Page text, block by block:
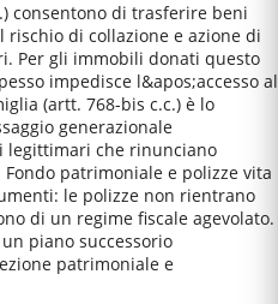
consentono di trasferire beni
rischio di collazione e azione di
Per gli immobili donati questo
impedisce l&apos;accesso al
(artt. 768-bis c.c.) è lo
generazionale
legittimari che rinunciano
patrimoniale e polizze vita
le polizze non rientrano
di un regime fiscale agevolato.
piano successorio
patrimoniale e